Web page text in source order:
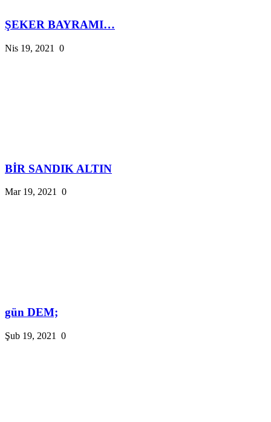
ŞEKER BAYRAMI…
Nis 19, 2021 0
BİR SANDIK ALTIN
Mar 19, 2021 0
gün DEM;
Şub 19, 2021 0